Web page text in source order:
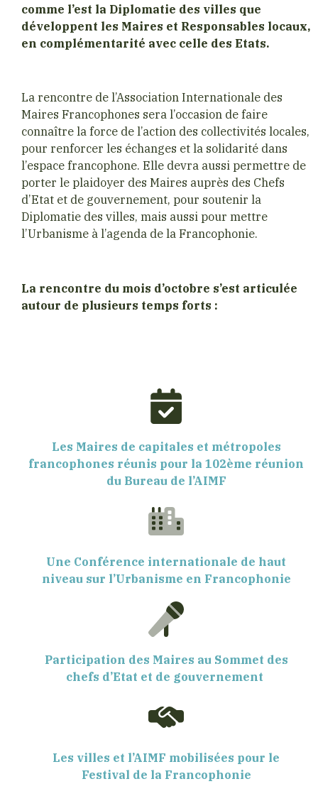
comme l’est la Diplomatie des villes que
développent les Maires et Responsables locaux,
en complémentarité avec celle des Etats.
La rencontre de l’Association Internationale des
Maires Francophones sera l’occasion de faire
connaître la force de l’action des collectivités locales,
pour renforcer les échanges et la solidarité dans
l’espace francophone. Elle devra aussi permettre de
porter le plaidoyer des Maires auprès des Chefs
d’Etat et de gouvernement, pour soutenir la
Diplomatie des villes, mais aussi pour mettre
l’Urbanisme à l’agenda de la Francophonie.
La rencontre du mois d’octobre s’est articulée
autour de plusieurs temps forts :
Les Maires de capitales et métropoles
francophones réunis pour la 102ème réunion
du Bureau de l’AIMF
Une Conférence internationale de haut
niveau sur l’Urbanisme en Francophonie
Participation des Maires au Sommet des
chefs d’Etat et de gouvernement
Les villes et l’AIMF mobilisées pour le
Festival de la Francophonie